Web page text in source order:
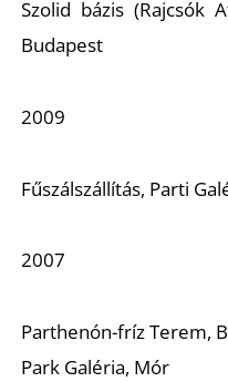
Szolid bázis (Rajcsók
Budapest
2009
Fűszálszállítás, Parti
2007
Parthenón-fríz Terem,
Park Galéria, Mór